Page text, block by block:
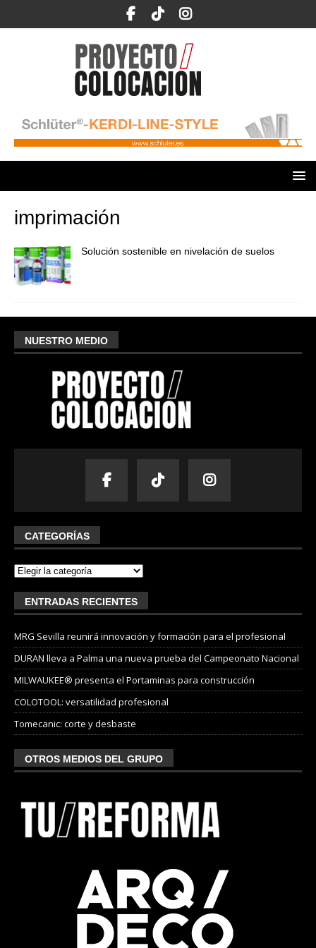
imprimación
Solución sostenible en nivelación de suelos
NUESTRO MEDIO
CATEGORÍAS
ENTRADAS RECIENTES
MRG Sevilla reunirá innovación y formación para el profesional
DURAN lleva a Palma una nueva prueba del Campeonato Nacional
MILWAUKEE® presenta el Portaminas para construcción
COLOTOOL: versatilidad profesional
Tomecanic: corte y desbaste
OTROS MEDIOS DEL GRUPO